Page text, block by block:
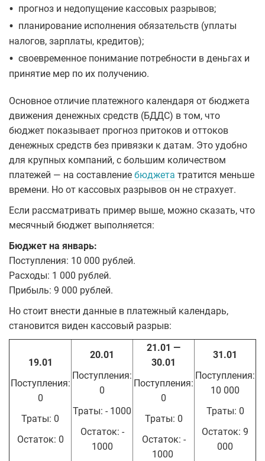
• прогноз и недопущение кассовых разрывов;
• планирование исполнения обязательств (уплаты
налогов, зарплаты, кредитов);
• своевременное понимание потребности в деньгах и
принятие мер по их получению.
Основное отличие платежного календаря от бюджета
движения денежных средств (БДДС) в том, что
бюджет показывает прогноз притоков и оттоков
денежных средств без привязки к датам. Это удобно
для крупных компаний, с большим количеством
платежей — на составление бюджета тратится меньше
времени. Но от кассовых разрывов он не страхует.
Если рассматривать пример выше, можно сказать, что
месячный бюджет выполняется:
Бюджет на январь:
Поступления: 10 000 рублей.
Расходы: 1 000 рублей.
Прибыль: 9 000 рублей.
Но стоит внести данные в платежный календарь,
становится виден кассовый разрыв:
19.01
Поступления:
0
Траты: 0
Остаток: 0
20.01
Поступления:
0
Траты: - 1000
Остаток: -
1000
21.01 —
30.01
Поступления:
0
Траты: 0
Остаток: -
1000
31.01
Поступления:
10 000
Траты: 0
Остаток: 9
000